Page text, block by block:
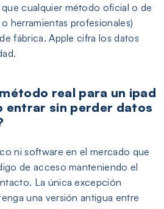
cualquier método oficial o de
herramientas profesionales)
fábrica. Apple cifra los datos
real para un ipad
entrar sin perder datos
ni software en el mercado que
de acceso manteniendo el
La única excepción
una versión antigua entre